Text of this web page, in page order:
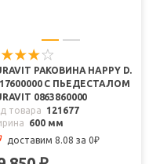
РАКОВИНА HAPPY D.
С ПЬЕДЕСТАЛОМ
0863860000
товара
121677
600 мм
доставим 8.08 за 0₽